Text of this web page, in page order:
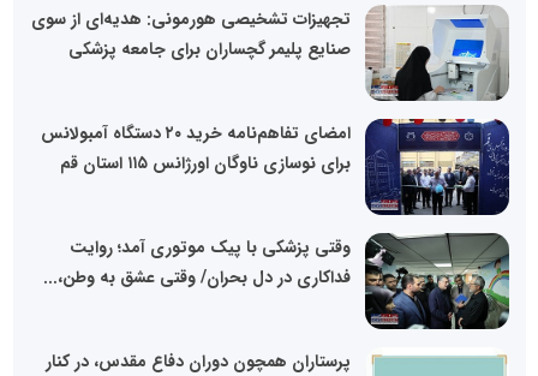
تجهیزات تشخیصی هورمونی: هدیه‌ای از سوی
صنایع پلیمر گچساران برای جامعه پزشکی
امضای تفاهم‌نامه خرید ۲۰ دستگاه آمبولانس
برای نوسازی ناوگان اورژانس ۱۱۵ استان قم
وقتی پزشکی با پیک موتوری آمد؛ روایت
فداکاری در دل بحران/ وقتی عشق به وطن،...
پرستاران همچون دوران دفاع مقدس، در کنار